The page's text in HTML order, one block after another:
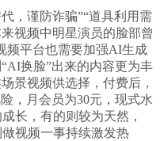
谨防诈骗”“道具利用需
视频中明星演员的脸部曾
频平台也需要加强AI生成
换脸”出来的内容更为丰
景视频供选择，付费后，
，月会员为30元，现式水
长，有的则较为天然，
视频一事持续激发热